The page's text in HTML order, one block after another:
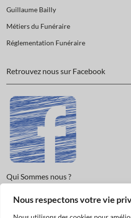
Nous respectons votre vie
Guillaume Bailly
Métiers du Funéraire
Réglementation Funéraire
Retrouvez nous sur Facebook
Qui Sommes nous ?
Informations légales et Protection des